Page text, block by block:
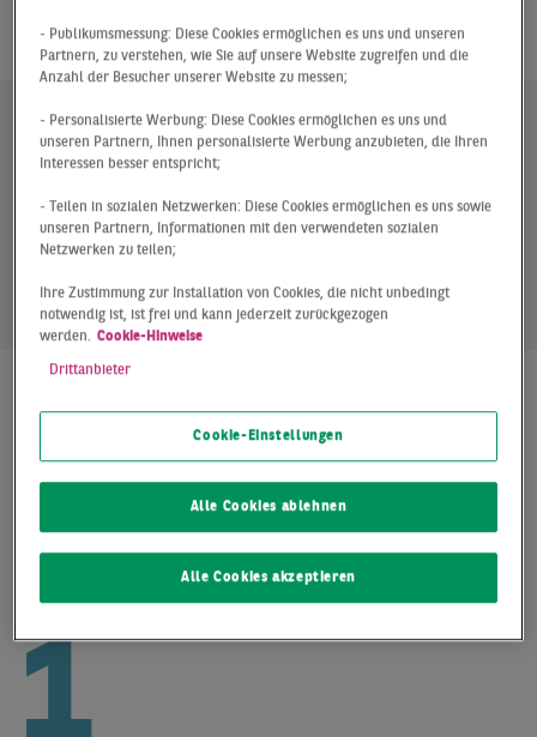
wertvolle Eindrücke für euren eigenen Karriereweg!
Drei Fragen und
Antworten zur
Immobilienkarriere im
Bereich Logistik
1
- Publikumsmessung: Diese Cookies ermöglichen es uns und unseren
Partnern, zu verstehen, wie Sie auf unsere Website zugreifen und die
Anzahl der Besucher unserer Website zu messen;
- Personalisierte Werbung: Diese Cookies ermöglichen es uns und
unseren Partnern, Ihnen personalisierte Werbung anzubieten, die Ihren
Interessen besser entspricht;
- Teilen in sozialen Netzwerken: Diese Cookies ermöglichen es uns sowie
unseren Partnern, Informationen mit den verwendeten sozialen
Netzwerken zu teilen;
Ihre Zustimmung zur Installation von Cookies, die nicht unbedingt
notwendig ist, ist frei und kann jederzeit zurückgezogen
werden. Cookie-Hinweise
Drittanbieter
Cookie-Einstellungen
Alle Cookies ablehnen
Alle Cookies akzeptieren